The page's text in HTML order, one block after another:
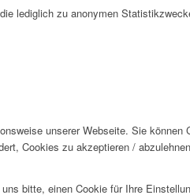
lediglich zu anonymen
unserer Webseite. Sie können
Cookies zu akzeptieren /
bitte, einen Cookie für Ihre